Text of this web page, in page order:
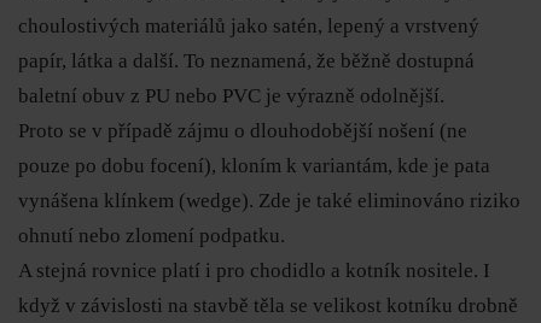
choulostivých materiálů jako satén, lepený a vrstvený
papír, látka a další. To neznamená, že běžně dostupná
baletní obuv z PU nebo PVC je výrazně odolnější.
Proto se v případě zájmu o dlouhodobější nošení (ne
pouze po dobu focení), kloním k variantám, kde je pata
vynášena klínkem (wedge). Zde je také eliminováno riziko
ohnutí nebo zlomení podpatku.
A stejná rovnice platí i pro chodidlo a kotník nositele. I
když v závislosti na stavbě těla se velikost kotníku drobně